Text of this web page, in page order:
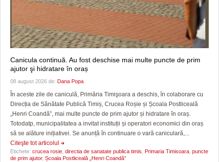
Canicula continuă. Au fost deschise mai multe puncte de prim
ajutor şi hidratare în oraș
08 august 2026 de: Dana Popa
În aceste zile de caniculă, Primăria Timişoara a deschis, în colaborare cu
Direcția de Sănătate Publică Timiș, Crucea Roșie și Școala Postliceală
„Henri Coandă”, mai multe puncte de prim ajutor și hidratare în oraș.
Totodatp, municipalitatea a invitat instituții și operatori economici din oraș
să se alăture inițiativei. Se anunță în continuare o vară caniculară,...
Citeşte tot articolul
Etichete: crucea rosie directia de sanatate publica timis Primaria Timisoara puncte
de prim ajutor, Școala Postliceală „Henri Coandă”